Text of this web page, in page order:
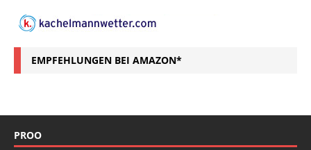
EMPFEHLUNGEN BEI AMAZON*
PROO